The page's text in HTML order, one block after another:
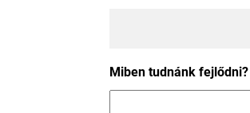
Miben tudnánk